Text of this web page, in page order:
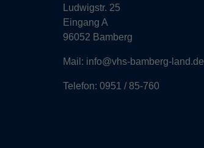
Ludwigstr. 25
Eingang A
96052 Bamberg
Mail: info@vhs-bamberg-land.de
Telefon: 0951 / 85-760